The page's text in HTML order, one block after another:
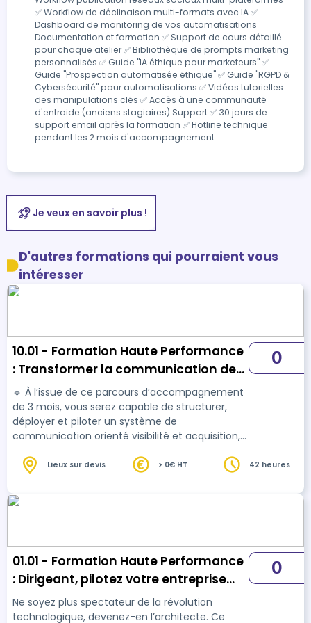
✅ Workflow de déclinaison multi-formats avec IA ✅
Dashboard de monitoring de vos automatisations
Documentation et formation ✅ Support de cours détaillé
pour chaque atelier ✅ Bibliothèque de prompts marketing
personnalisés ✅ Guide "IA éthique pour marketeurs" ✅
Guide "Prospection automatisée éthique" ✅ Guide "RGPD &
Cybersécurité" pour automatisations ✅ Vidéos tutorielles
des manipulations clés ✅ Accès à une communauté
d'entraide (anciens stagiaires) Support ✅ 30 jours de
support email après la formation ✅ Hotline technique
pendant les 2 mois d'accompagnement
Je veux en savoir plus !
D'autres formations qui pourraient vous
intéresser
10.01 - Formation Haute Performance
: Transformer la communication de
l’entreprise en moteur de visibilité et
d’acquisition
🔹 À l’issue de ce parcours d’accompagnement
de 3 mois, vous serez capable de structurer,
déployer et piloter un système de
communication orienté visibilité et acquisition,
entreprise. Vous apprendrez à passer d’actions
pilotée, mesurable et durable, intégrant des
outils digitaux et l’intelligence artificielle. 🔹 Le
entreprise, des…
0
Lieux sur devis > 0€ HT 42 heures
01.01 - Formation Haute Performance
: Dirigeant, pilotez votre entreprise
avec l'IA et gagnez 1 jour par semaine
Ne soyez plus spectateur de la révolution
technologique, devenez-en l’architecte. Ce
0